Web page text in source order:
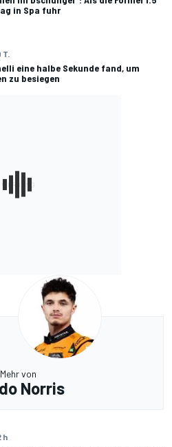
in Spa fuhr
T.
eine halbe Sekunde fand, um
zu besiegen
Mehr von
Norris
h